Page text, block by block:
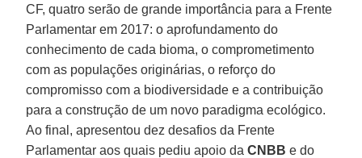
CF, quatro serão de grande importância para a Frente
Parlamentar em 2017: o aprofundamento do
conhecimento de cada bioma, o comprometimento
com as populações originárias, o reforço do
compromisso com a biodiversidade e a contribuição
para a construção de um novo paradigma ecológico.
Ao final, apresentou dez desafios da Frente
Parlamentar aos quais pediu apoio daCNBB e do